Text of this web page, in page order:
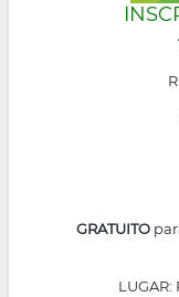
GRATUITO
LUGAR: